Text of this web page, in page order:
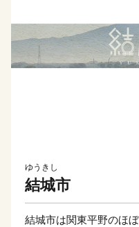
ゆうきし
結城市
結城市は関東平野のほ